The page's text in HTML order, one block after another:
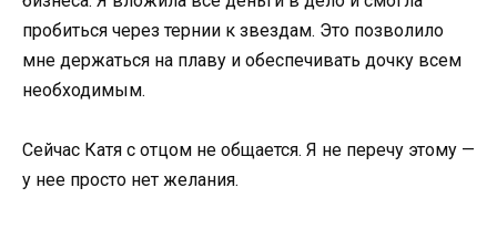
пробиться через тернии к звездам. Это позволило
мне держаться на плаву и обеспечивать дочку всем
необходимым.
Сейчас Катя с отцом не общается. Я не перечу этому —
у нее просто нет желания.